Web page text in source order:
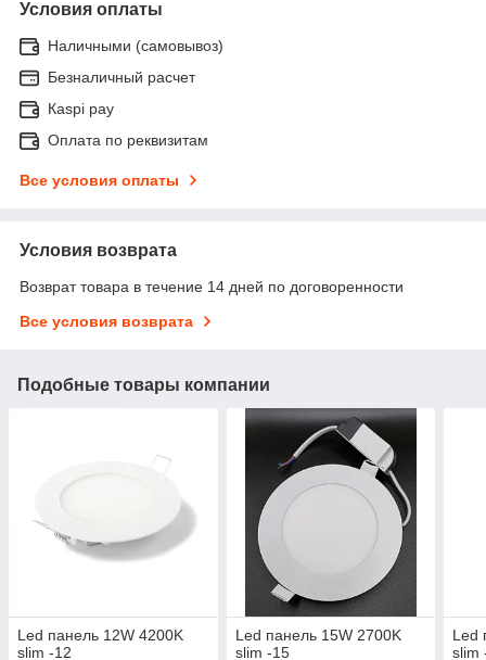
Условия оплаты
Наличными (самовывоз)
Безналичный расчет
Каspi pay
Оплата по реквизитам
Все условия оплаты
Условия возврата
Возврат товара в течение 14 дней по договоренности
Все условия возврата
Подобные товары компании
Led панель 12W 4200K
slim -12
Led панель 15W 2700K
slim -15
Led
slim